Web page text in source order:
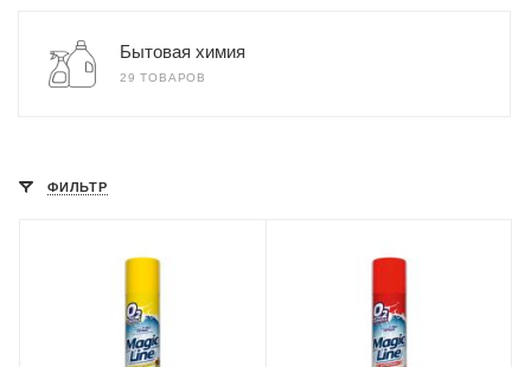
Бытовая химия
29 ТОВАРОВ
ФИЛЬТР